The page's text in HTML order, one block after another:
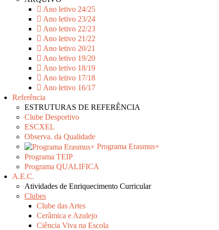
Ano letivo 24/25
Ano letivo 23/24
Ano letivo 22/23
Ano letivo 21/22
Ano letivo 20/21
Ano letivo 19/20
Ano letivo 18/19
Ano letivo 17/18
Ano letivo 16/17
Referência
ESTRUTURAS DE REFERÊNCIA
Clube Desportivo
ESCXEL
Observa. da Qualidade
Programa Erasmus+
Programa TEIP
Programa QUALIFICA
A.E.C.
Atividades de Enriquecimento Curricular
Clubes
Clube das Artes
Cerâmica e Azulejo
Ciência Viva na Escola